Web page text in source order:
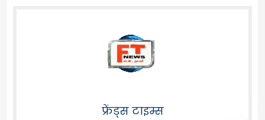
फ्रेंड्स टाइम्स